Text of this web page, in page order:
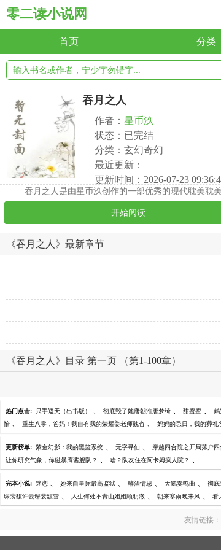
零二读小说网
首页 分类
吞月之人
作者： 星币汣
状态：已完结
分类：玄幻奇幻
最近更新：
更新时间：2026-07-23
吞月之人是由星币汣创作的一部优秀的现代耽美耽
开始阅读
《吞月之人》最新章节
《吞月之人》目录 第一页 （第1-100章）
热门点击: 只手遮天（出书版） 、 彻底毁了她唐朝淮唐梦绮 、 甜蜜蜜 、 鹤
怡 、 重生八零，爸妈！我自有我的荣耀姜老师魏杳 、 妈妈的忌日，我的葬礼
更新榜单: 紫金幻影：我的黑篮系统 、 无字寻仙 、 穿越四合院之开局落户四
让你研究气象，你磁暴鹰酱舰队？ 、 啥？队友住在阿卡姆疯人院？ 、
完本小说: 迷恋 、 她来自星际最高监狱 、 醉酒情思 、 天鹅奏鸣曲 、 彻底
琛裴馥许云琛裴馥雪 、 人生何处不青山姐姐顾明澈 、 朝来寒雨晚来风 、 看
友情链接：